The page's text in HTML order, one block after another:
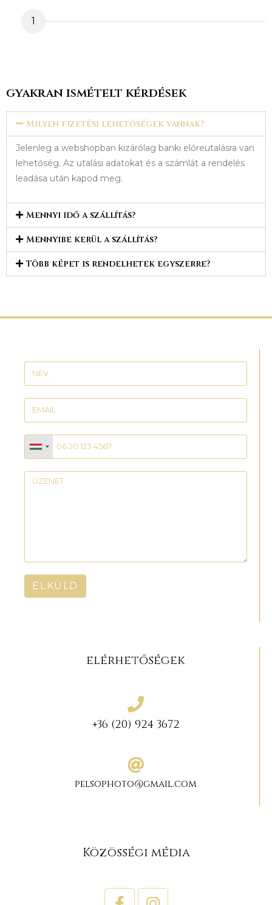
1
gyakran ismételt kérdések
Milyen fizetési lehetőségek vannak?
Jelenleg a webshopban kizárólag banki előreutalásra van
lehetőség. Az utalási adatokat és a számlát a rendelés
leadása után kapod meg.
Mennyi idő a szállítás?
Mennyibe kerül a szállítás?
Több képet is rendelhetek egyszerre?
ELKÜLD
elérhetőségek
+36 (20) 924 3672
pelsophoto@gmail.com
Közösségi média